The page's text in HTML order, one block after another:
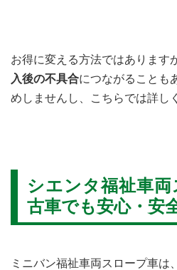
お得に変える方法ではあります
入後の不具合につながることも
めしませんし、こちらでは詳し
シエンタ福祉車
古車でも安心・安
ミニバン福祉車両スロープ車は